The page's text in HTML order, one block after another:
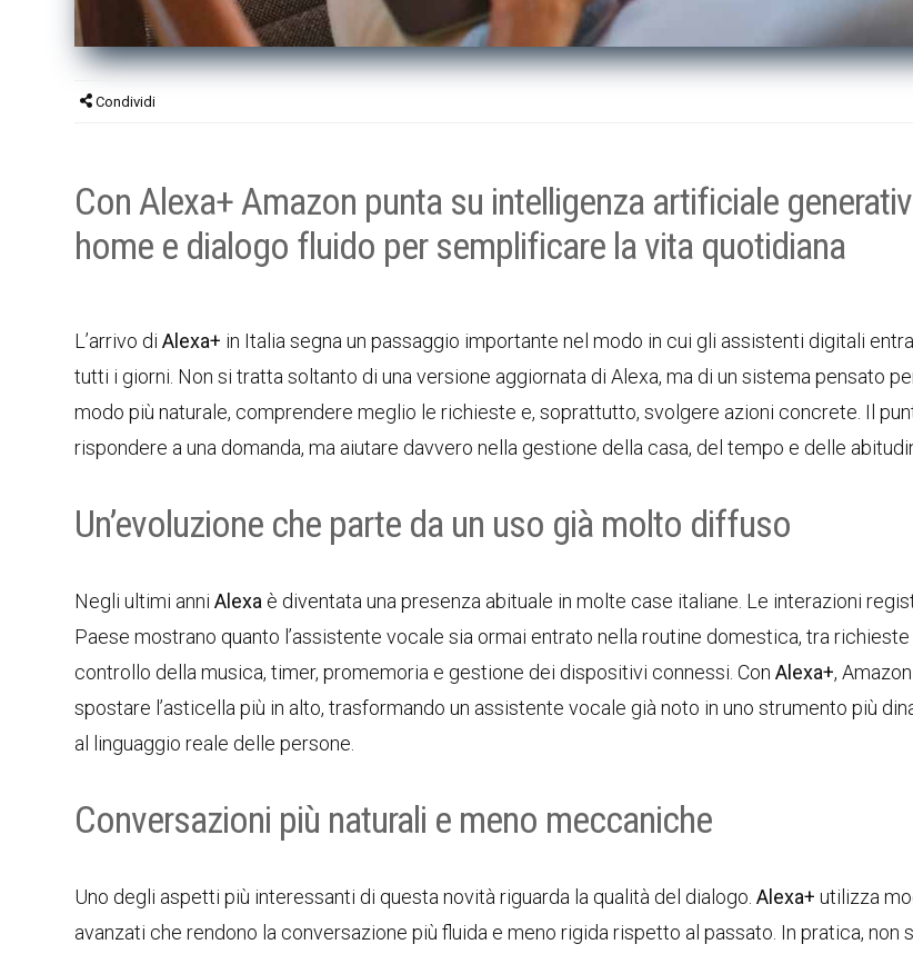
Condividi
Con Alexa+ Amazon punta su intelligenza artificiale
home e dialogo fluido per semplificare la vita quotidiana
L’arrivo diAlexa+ in Italia segna un passaggio importante nel modo in cui gli assistenti digitali
tutti i giorni. Non si tratta soltanto di una versione aggiornata di Alexa, ma di un sistema pensato
modo più naturale, comprendere meglio le richieste e, soprattutto, svolgere azioni concrete. Il
rispondere a una domanda, ma aiutare davvero nella gestione della casa, del tempo e delle
Un’evoluzione che parte da un uso già molto diffuso
Negli ultimi anniAlexa è diventata una presenza abituale in molte case italiane. Le interazioni
Paese mostrano quanto l’assistente vocale sia ormai entrato nella routine domestica, tra
controllo della musica, timer, promemoria e gestione dei dispositivi connessi. ConAlexa+,
spostare l’asticella più in alto, trasformando un assistente vocale già noto in uno strumento più
al linguaggio reale delle persone.
Conversazioni più naturali e meno meccaniche
Uno degli aspetti più interessanti di questa novità riguarda la qualità del dialogo.Alexa+ utilizza
avanzati che rendono la conversazione più fluida e meno rigida rispetto al passato. In pratica, non